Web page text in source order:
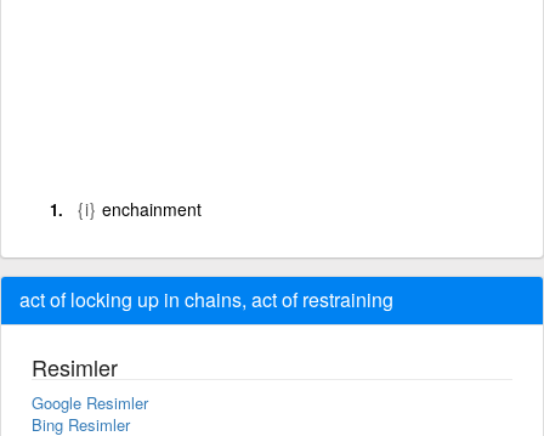
{i} enchainment
act of locking up in chains, act of restraining
Resimler
Google Resimler
Bing Resimler